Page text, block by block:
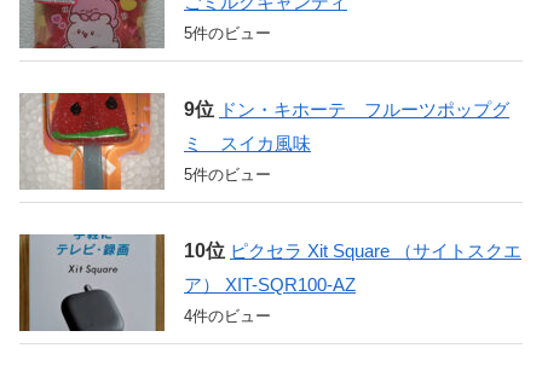
5件のビュー
ドン・キホーテ フルーツポップグ
ミ スイカ風味
5件のビュー
ピクセラ Xit Square （サイトスクエ
ア） XIT-SQR100-AZ
4件のビュー